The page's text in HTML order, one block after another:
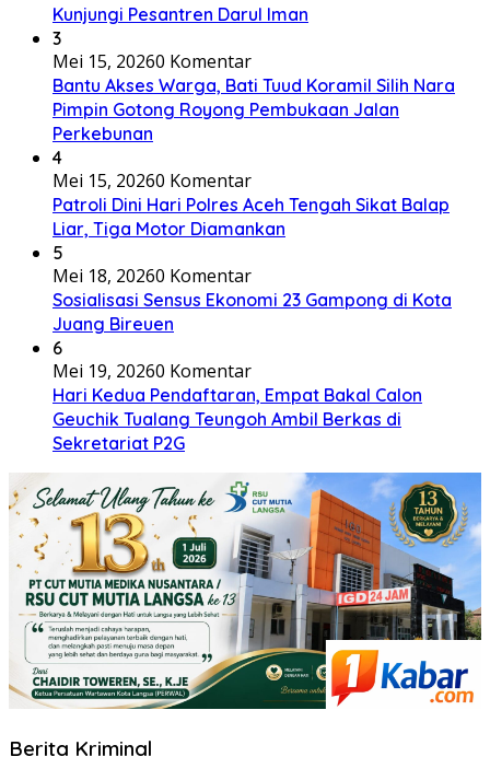
Kunjungi Pesantren Darul Iman
3
Mei 15, 20260 Komentar
Bantu Akses Warga, Bati Tuud Koramil Silih Nara
Pimpin Gotong Royong Pembukaan Jalan
Perkebunan
4
Mei 15, 20260 Komentar
Patroli Dini Hari Polres Aceh Tengah Sikat Balap
Liar, Tiga Motor Diamankan
5
Mei 18, 20260 Komentar
Sosialisasi Sensus Ekonomi 23 Gampong di Kota
Juang Bireuen
6
Mei 19, 20260 Komentar
Hari Kedua Pendaftaran, Empat Bakal Calon
Geuchik Tualang Teungoh Ambil Berkas di
Sekretariat P2G
Berita Kriminal